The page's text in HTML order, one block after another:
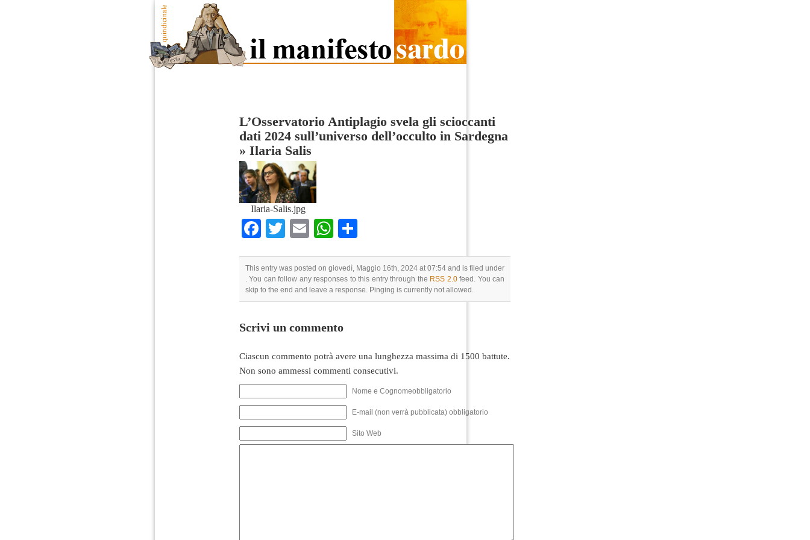
L’Osservatorio Antiplagio svela gli scioccanti
dati 2024 sull’universo dell’occulto in Sardegna
» Ilaria Salis
Ilaria-Salis.jpg
Facebook
TwitterEmailWhatsApp
This entry was posted on giovedì, Maggio 16th, 2024 at 07:54 and is filed under
. You can follow any responses to this entry through the RSS 2.0feed. You can
skip to the end and leave a response. Pinging is currently not allowed.
Scrivi un commento
Ciascun commento potrà avere una lunghezza massima di 1500 battute.
Non sono ammessi commenti consecutivi.
Nome e Cognomeobbligatorio
E-mail (non verrà pubblicata) obbligatorio
Sito Web